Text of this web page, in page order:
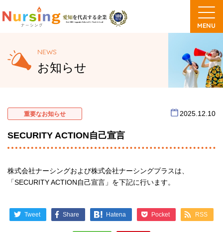
NEWS
お知らせ
重要なお知らせ 2025.12.10
SECURITY ACTION自己宣言
株式会社ナーシングおよび株式会社ナーシングプラスは、
「SECURITY ACTION自己宣言」を下記に行います。
Tweet Share Hatena Pocket RSS